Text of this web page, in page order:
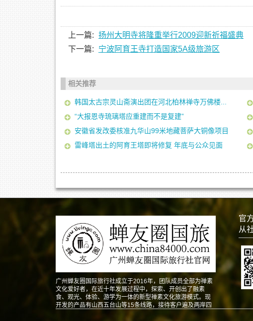
上一篇: 扬州大明寺将隆重举行2009迎新祈福盛典
下一篇:
宁波阿育王寺打造国家5A级旅游区
相关推荐
韩国太古宗灵山斋演出团在河北柏林禅寺万佛楼...
“大报恩寺琉璃塔应重建而不是复建”
安徽省发改委核准九华山99米地藏菩萨大铜像项目
雷峰塔出土的阿育王塔即将修复 年底与公众见面
广州蝉友圈国际旅行社成立于2016年，团队成员全部为禅素
文化爱好者，在近十年发展过程中，探索、开创出了融素
食、观光、体验、游学为一体的新型禅素文化旅游模式。现
开发的产品有山西五台山等15条线路，接待客户遍及两岸四
官
从